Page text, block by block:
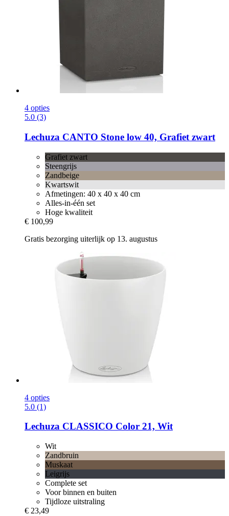
4 opties
5.0 (3)
Lechuza CANTO Stone low 40, Grafiet zwart
Grafiet zwart
Steengrijs
Zandbeige
Kwartswit
Afmetingen: 40 x 40 x 40 cm
Alles-in-één set
Hoge kwaliteit
€ 100,99
Gratis bezorging uiterlijk op 13. augustus
4 opties
5.0 (1)
Lechuza CLASSICO Color 21, Wit
Wit
Zandbruin
Muskaat
Leigrijs
Complete set
Voor binnen en buiten
Tijdloze uitstraling
€ 23,49